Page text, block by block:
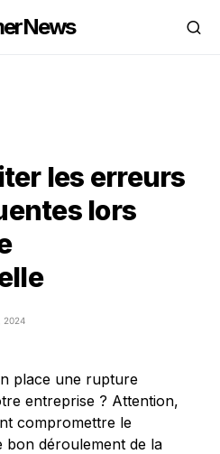
les erreurs
lors
2024
place une rupture
entreprise ? Attention,
compromettre le
bon déroulement de la